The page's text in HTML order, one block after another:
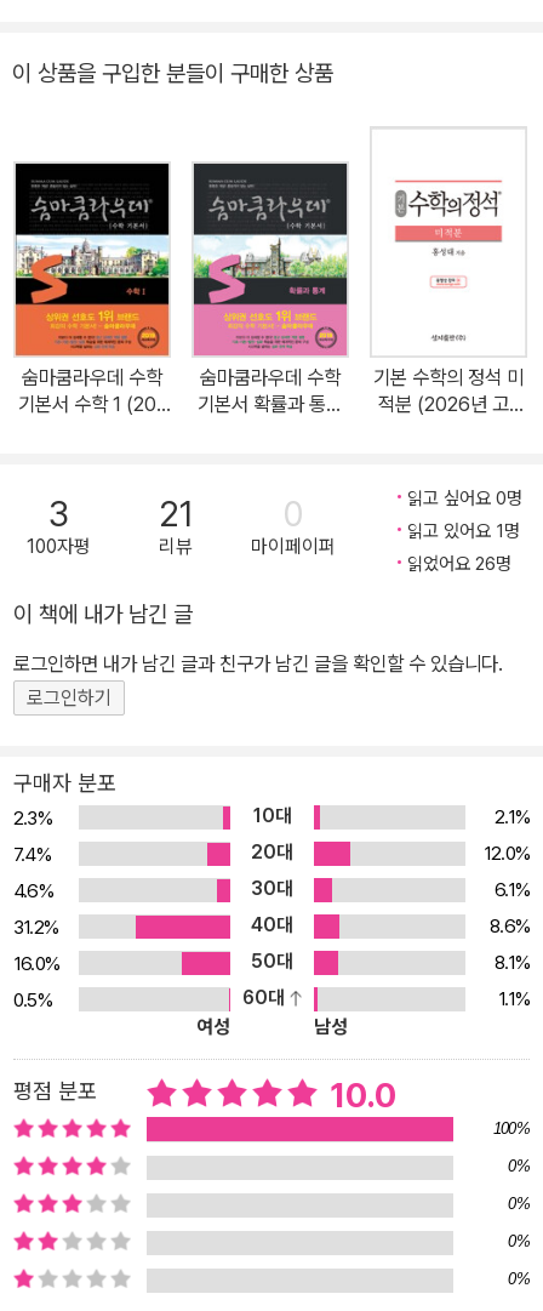
도록 하였습니다. 02. 최적의 문제로 최고의 학습 효과를 얻는 책입
용할 수 있도록 가장 적절한 을 제시하였습니다. 다양한 접근 방법이
나 추가 설명을 통해 개념을 확실하게 이해하고 넘어가도록 하였습니
다. EXAMPLE에서 익힌 방법을 적용하거나 응용해 봄으로써 개념
을 탄탄하게 다질 수 있도록 APPLICATION을 제시하였습니다. 2.
기본예제 & 발전예제 탄탄한 개념이 정리된 상태에서 본격적인 수학
단원별 유형을 익힐 수 있습니다. 대표적인 유형 문제를 <기본예제>
와 <발전예제>로 구분해 풀이 GUIDE와 함께 그 해법을 보여 주고,
같은 유형의 <유제> 문제를 제시하여 해당 유형을 완벽하게 연습할
록 하였습니다. 3. 중단원별 Review Quiz 소단원으로 나누어 공부
했던 중요한 개념들을 중단원별로 모아 괄호 넣기 문제, 참·거짓 문제,
간단한 설명 문제 등을 제시하였습니다. 이는 중단원별로 중요한 개
니다. 4. 중단원별, 대단원별 EXERCISES 이미 학습한 개념과 유형
문제들을 중단원과 대단원별로 테스트하도록 하였습니다. <난이도별
>로 A, B단계로 문항을 배치하였으며, 내신은 물론 수능 시험 등에서
있습니다. EXERCISES를 통해 부족한 부분을 스스로 체크하여 개
념 학습으로 피드백하면 핵심 개념을 보다 완벽히 정리할 수 있습니
킬 수 있습니다.1. Advanced Lecture(심화, 연계 학습) 본문보다
더욱 심화된 내용과 앞으로 학습할 상위 단계와 연계된 내용을 제시
하고 있습니다. 특히, 학생들이 충분히 이해할 수 있는 수준으로 설명
하여 깊이 있는 학습으로 수학 실력이 보다 향상될 수 있도록 하였습
니다. 2. MATH for ESSAY 고2 수준에서 연계하여 공부할 수 있는
수리 논술, 구술에 관련된 학습 사항을 제시하였습니다. 앞의 심화, 연
계 학습과 더불어 좀 더 수준 있는 수학을 접하고자 하는 학생들을 위
해 깊이 있는 수학 원리 학습은 물론 입시에서 강조되는 <수리 논술,
구술>에도 대비할 수 있도록 하였습니다. 04. 내신·모의고사 대비 T
EST로 실전 감각을 기를 수 있습니다.수학 공부에서 많은 문제를 접
하여 적응력을 키우는 것은 원리를 이해하는 것과 함께 중요한 수학
공부법 중 하나입니다. 이를 위해 별도로 단원별 우수 문제를 <내신·
모의고사 대비 TEST>를 통해 추가로 제공하고 있습니다. 단원별로
이 상품을 구입한 분들이 구매한 상품
숨마쿰라우데 수학
기본서 수학 1 (202
숨마쿰라우데 수학
기본서 확률과 통계
기본 수학의 정석 미
적분 (2026년 고3
3
100자평
21
리뷰
0
마이페이퍼
읽고 싶어요 0명
읽고 있어요 1명
읽었어요 26명
이 책에 내가 남긴 글
로그인하면 내가 남긴 글과 친구가 남긴 글을 확인할 수 있습니다.
로그인하기
구매자 분포
2.3% 10대
2.1%
7.4%
20대
12.0%
4.6%
30대
6.1%
31.2%
40대
8.6%
16.0%
50대
8.1%
0.5%
60대
1.1%
여성
남성
평점 분포 10.0
100%
0%
0%
0%
0%